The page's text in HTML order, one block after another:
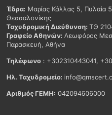
Έδρα: Μαρίας Κάλλας 5, Πυλαία
Θεσσαλονίκης
Ταχυδρομική Διεύθυνση:ΤΘ
Γραφείο Αθηνών: Λεωφόρος
Παρασκευή, Αθήνα
Τηλέφωνο : +302310443041,
Ηλ. Ταχυδρομείο:
Αριθμός ΓΕΜΗ: 042094606000